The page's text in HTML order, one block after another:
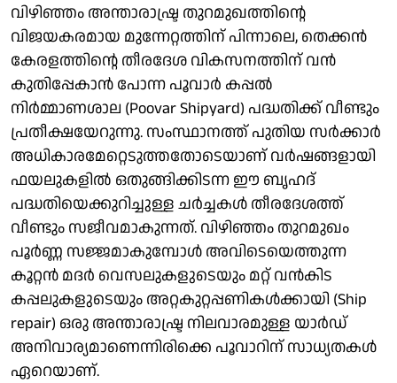
വിഴിഞ്ഞം അന്താരാഷ്ട്ര തുറമുഖത്തിന്റെ
വിജയകരമായ മുന്നേറ്റത്തിന് പിന്നാലെ, തെക്കന്‍
കേരളത്തിന്റെ തീരദേശ വികസനത്തിന് വന്‍
കുതിപ്പേകാന്‍ പോന്ന പൂവാര്‍ കപ്പല്‍
നിര്‍മ്മാണശാല (Poovar Shipyard) പദ്ധതിക്ക് വീണ്ടും
പ്രതീക്ഷയേറുന്നു. സംസ്ഥാനത്ത് പുതിയ സര്‍ക്കാര്‍
അധികാരമേറ്റെടുത്തതോടെയാണ് വര്‍ഷങ്ങളായി
ഫയലുകളില്‍ ഒതുങ്ങിക്കിടന്ന ഈ ബൃഹദ്
പദ്ധതിയെക്കുറിച്ചുള്ള ചര്‍ച്ചകള്‍ തീരദേശത്ത്
വീണ്ടും സജീവമാകുന്നത്. വിഴിഞ്ഞം തുറമുഖം
പൂര്‍ണ്ണ സജ്ജമാകുമ്പോള്‍ അവിടെയെത്തുന്ന
കൂറ്റന്‍ മദര്‍ വെസലുകളുടെയും മറ്റ് വന്‍കിട
കപ്പലുകളുടെയും അറ്റകുറ്റപ്പണികള്‍ക്കായി (Ship
repair) ഒരു അന്താരാഷ്ട്ര നിലവാരമുള്ള യാര്‍ഡ്
അനിവാര്യമാണെന്നിരിക്കെ പൂവാറിന് സാധ്യതകള്‍
ഏറെയാണ്.